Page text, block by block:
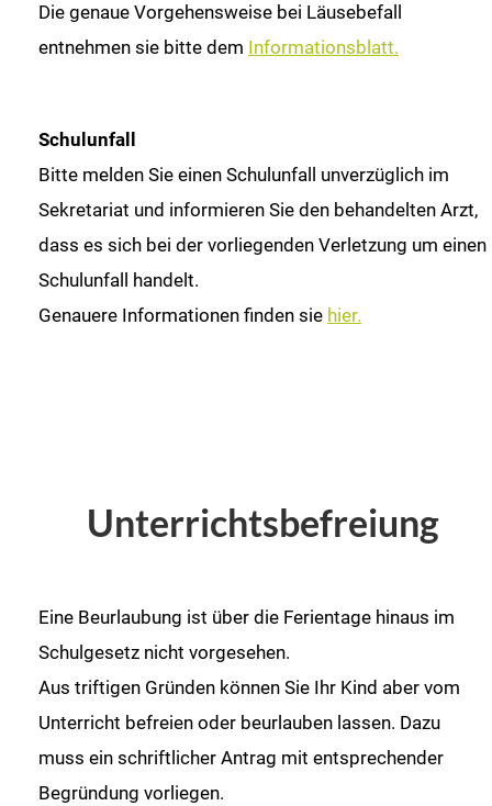
Die genaue Vorgehensweise bei Läusebefall
entnehmen sie bitte dem Informationsblatt.
Schulunfall
Bitte melden Sie einen Schulunfall unverzüglich im
Sekretariat und informieren Sie den behandelten Arzt,
dass es sich bei der vorliegenden Verletzung um einen
Schulunfall handelt.
Genauere Informationen finden sie hier.
Unterrichtsbefreiung
Eine Beurlaubung ist über die Ferientage hinaus im
Schulgesetz nicht vorgesehen.
Aus triftigen Gründen können Sie Ihr Kind aber vom
Unterricht befreien oder beurlauben lassen. Dazu
muss ein schriftlicher Antrag mit entsprechender
Begründung vorliegen.